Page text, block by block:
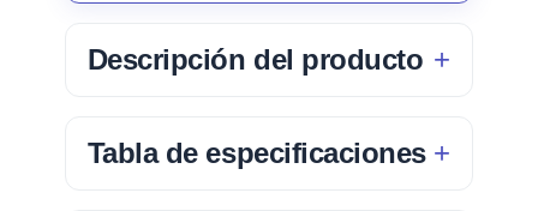
Descripción del producto
Tabla de especificaciones